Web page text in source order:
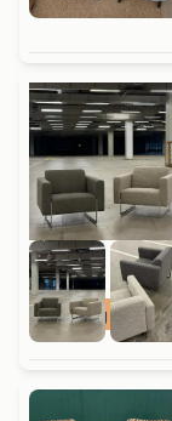
Levering mogelijk